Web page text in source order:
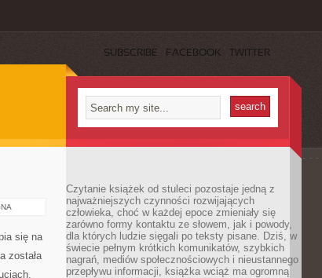
SUBSCRIBE FACEBOOK TWITTER
się na
została
Czytanie książek od stuleci pozostaje jedną z
najważniejszych czynności rozwijających
człowieka, choć w każdej epoce zmieniały się
zarówno formy kontaktu ze słowem, jak i powody,
dla których ludzie sięgali po teksty pisane. Dziś, w
świecie pełnym krótkich komunikatów, szybkich
nagrań, mediów społecznościowych i nieustannego
przepływu informacji, książka wciąż ma ogromną